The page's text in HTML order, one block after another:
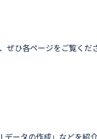
ぜひ各ページをご覧くだ
ータの作成」などを紹